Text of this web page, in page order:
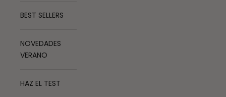
BEST SELLERS
NOVEDADES
VERANO
HAZ EL TEST